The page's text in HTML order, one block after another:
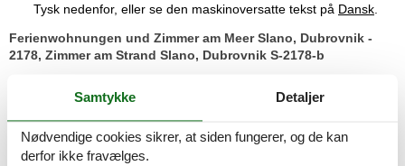
Tysk nedenfor, eller se den maskinoversatte tekst på Dansk
Ferienwohnungen und Zimmer am Meer Slano, Dubrovnik -
2178, Zimmer am Strand Slano, Dubrovnik S-2178-b
Die Unterkunft 2178 liegt in Slano, direkt an der Riviera Dubrovnik
in Süddalmatien. Sie bietet Platz für bis zu 19 Gäste und verfügt
über 1 Apartment, 1 Studio und 4 Zimmer. Der großzügige
Außenbereich von 150 m2 lädt mit Sitzgelegenheiten und einem
Bereich für Kinder zum Verweilen ein. Haustiere sind willkommen,
Samtykke Detaljer
Nødvendige cookies sikrer, at siden fungerer, og de kan
derfor ikke fravælges.